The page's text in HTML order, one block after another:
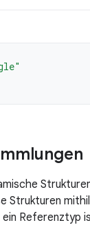
Strukturen
Referenztyp